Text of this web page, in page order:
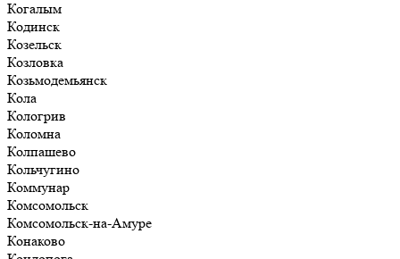
Когалым
Кодинск
Козельск
Козловка
Козьмодемьянск
Кола
Кологрив
Коломна
Колпашево
Кольчугино
Коммунар
Комсомольск
Комсомольск-на-Амуре
Конаково